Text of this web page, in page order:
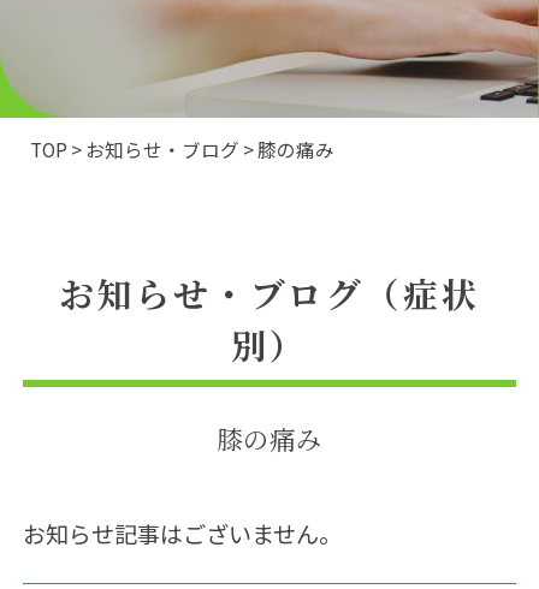
症状別一覧
お知らせ・ブログ
交通事故でお困りの方へ
Web予約
TOP >お知らせ・ブログ >膝の痛み
お知らせ・ブログ（症状
別）
膝の痛み
お知らせ記事はございません。